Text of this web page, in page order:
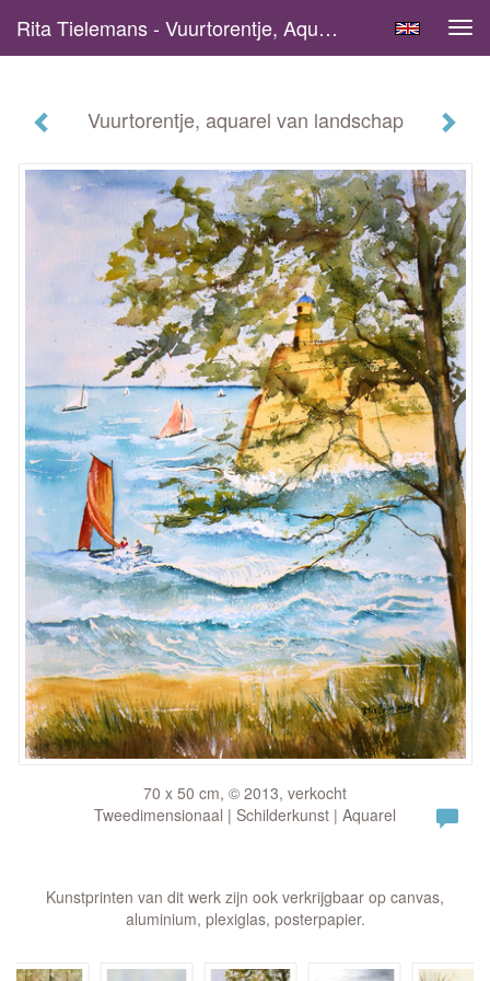
Rita Tielemans - Vuurtorentje, Aquarel Van Landschap
Vuurtorentje, aquarel van landschap
70 x 50 cm, © 2013, verkocht
Tweedimensionaal | Schilderkunst | Aquarel
Kunstprinten van dit werk zijn ook verkrijgbaar op canvas,
aluminium, plexiglas, posterpapier.